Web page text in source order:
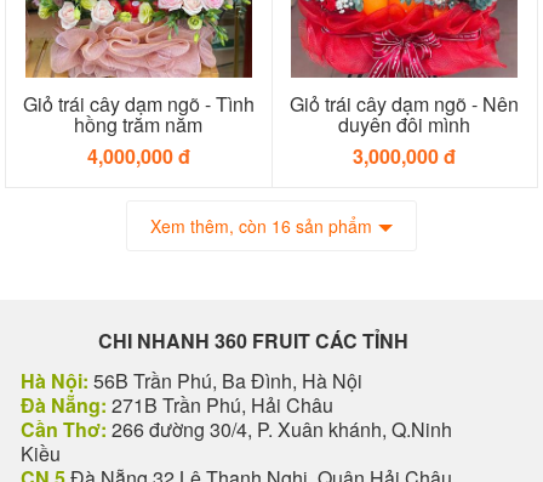
Giỏ trái cây dạm ngõ - Tình
hồng trăm năm
4,000,000 đ
Giỏ trái cây dạm ngõ - Nên
duyên đôi mình
3,000,000 đ
Xem thêm, còn 16 sản phẩm
CHI NHANH 360 FRUIT CÁC TỈNH
Hà Nội: 56B Trần Phú, Ba Đình, Hà Nội
Đà Nẵng: 271B Trần Phú, Hải Châu
Cần Thơ: 266 đường 30/4, P. Xuân khánh, Q.Ninh
Kiều